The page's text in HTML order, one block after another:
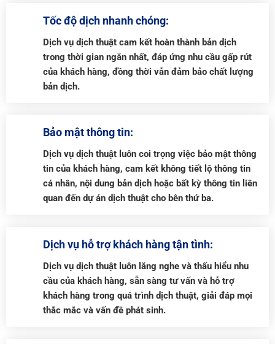
Tốc độ dịch nhanh chóng:
Dịch vụ dịch thuật cam kết hoàn thành bản dịch
trong thời gian ngắn nhất, đáp ứng nhu cầu gấp rút
của khách hàng, đồng thời vẫn đảm bảo chất lượng
bản dịch.
Bảo mật thông tin:
Dịch vụ dịch thuật luôn coi trọng việc bảo mật thông
tin của khách hàng, cam kết không tiết lộ thông tin
cá nhân, nội dung bản dịch hoặc bất kỳ thông tin liên
quan đến dự án dịch thuật cho bên thứ ba.
Dịch vụ hỗ trợ khách hàng tận tình:
Dịch vụ dịch thuật luôn lắng nghe và thấu hiểu nhu
cầu của khách hàng, sẵn sàng tư vấn và hỗ trợ
khách hàng trong quá trình dịch thuật, giải đáp mọi
thắc mắc và vấn đề phát sinh.